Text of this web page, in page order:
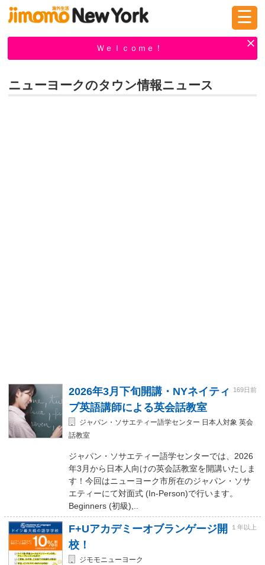
☰
Ｗｅｌｃｏｍｅ！
ニューヨークのタウン情報ニュース
2026年3月下旬開講・NYネイティ
ブ英語講師による英会話教室
169日前
ジャパン・ソサエティー語学センター 日本人対象 英会
話教室
ジャパン・ソサエティー語学センターでは、2026
年3月から日本人向けの英会話教室を開講いたしま
す！今回はニューヨーク市所在のジャパン・ソサ
エティーにて対面式 (In-Person)で行います。
Beginners (初級),..
F+Uアカデミーオブランゲージ開
校！
１年以上
ジモモニューヨーク